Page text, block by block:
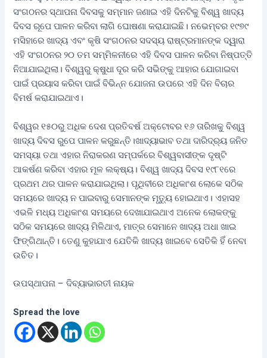
ସଂଗଠନର ସ୍ଥାପନା ଦିବସକୁ ସମ୍ମାନ ଜଣାଇ ଏହି ଦିନଟିକୁ ବିଶ୍ୱ ଖାଦ୍ୟ
ଦିବସ ରୂପେ ପାଳନ କରିବା ଲାଗି ଘୋଷଣା କରାଯାଇଛି। ନଭେମ୍ବର ୧୯୭୯
ମସିହାରେ ଖାଦ୍ୟ ଏବଂ କୃଷି ସଂଗଠନର ସଦସ୍ୟ ରାଷ୍ଟ୍ରମାନଙ୍କ ଦ୍ୱାରା
ଏହି ସଂଗଠନର ୨୦ ତମ ସମ୍ମିଳନୀରେ ଏହି ଦିବସ ପାଳନ କରିବା ନିଷ୍ପତ୍ତି
ନିଆଯାଇଥିଲା। ବିଶ୍ୱରୁ କ୍ଷୁଧା ଦୂର କରି ସଭିଙ୍କୁ ଆହାର ଯୋଗାଇବା
ପାଇଁ ପ୍ରୟାସ କରିବା ପାଇଁ ବିଭିନ୍ନ ଯୋଜନା ଉପରେ ଏହି ଦିନ ବିଚାର
ବିମର୍ଷ କରାଯାଇଥାଏ।
ବିଶ୍ୱର ୧୫୦ରୁ ଅଧିକ ଦେଶ ପ୍ରତିବର୍ଷ ଅକ୍ଟୋବର ୧୬ ତାରିଖକୁ ବିଶ୍ୱ
ଖାଦ୍ୟ ଦିବସ ରୁପେ ପାଳନ କରୁଛନ୍ତି।ଖାଦ୍ୟାଭାବ ତଥା ଦାରିଦ୍ର‍୍ୟ ଜନିତ
ସମସ୍ୟା ତଥା ଏହାର ନିରାକରଣ ସମ୍ପର୍କରେ ବିଶ୍ୱବାସୀଙ୍କ ଦୃଷ୍ଟି
ଆକର୍ଷଣ କରିବା ଏହାର ମୂଳ ଲକ୍ଷ୍ୟ। ବିଶ୍ୱ ଖାଦ୍ୟ ଦିବସ ୧୯୮୧ରେ
ପ୍ରଥମ ଥର ପାଳନ କରାଯାଇଥିଲା। ପୃଥିବୀରେ ଅଧିକାଂଶ ଲୋକେ ସଠିକ
ସମୟରେ ଖାଦ୍ୟ ନ ପାଇବାରୁ ସେମାନଙ୍କ ମୃତ୍ୟୁ ହୋଇଥାଏ। ଏହାସହ
ଏଭଳି ମଧ୍ୟ ଅଧିକାଂଶ ସମୟରେ ଦେଖାଯାଇଥାଏ ଅନେକ ଲୋକଙ୍କୁ
ସଠିକ ସମୟରେ ଖାଦ୍ୟ ମିଳିଥାଏ, ମାତ୍ର ସେମାନେ ଖାଦ୍ୟ ଅଧା ଖାଇ
ଫିଙ୍ଗିଥାନ୍ତି। ତେଣୁ କୁହାଯାଏ ଯେତିକି ଖାଦ୍ୟ ଖାଇବେ ସେତିକି ହିଁ ନେବା
ଉଚିତ।
ଉପସ୍ଥାପନା – ଦିବ୍ୟାଭାରତୀ ନାୟକ
Spread the love